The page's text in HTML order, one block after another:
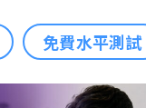
免費水平測試